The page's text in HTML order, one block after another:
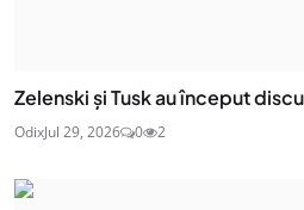
Zelenski și Tusk au început
OdixJul 29, 2026 0 2